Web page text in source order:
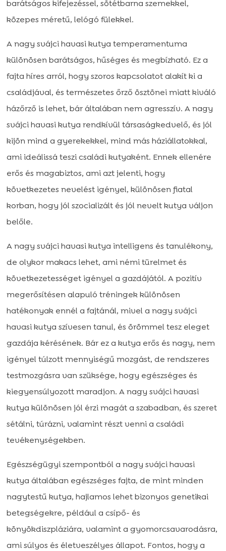
barátságos kifejezéssel, sötétbarna szemekkel,
közepes méretű, lelógó fülekkel.
A nagy svájci havasi kutya temperamentuma
különösen barátságos, hűséges és megbízható. Ez a
fajta híres arról, hogy szoros kapcsolatot alakít ki a
családjával, és természetes őrző ösztönei miatt kiváló
házőrző is lehet, bár általában nem agresszív. A nagy
svájci havasi kutya rendkívül társaságkedvelő, és jól
kijön mind a gyerekekkel, mind más háziállatokkal,
ami ideálissá teszi családi kutyaként. Ennek ellenére
erős és magabiztos, ami azt jelenti, hogy
következetes nevelést igényel, különösen fiatal
korban, hogy jól szocializált és jól nevelt kutya váljon
belőle.
A nagy svájci havasi kutya intelligens és tanulékony,
de olykor makacs lehet, ami némi türelmet és
következetességet igényel a gazdájától. A pozitív
megerősítésen alapuló tréningek különösen
hatékonyak ennél a fajtánál, mivel a nagy svájci
havasi kutya szívesen tanul, és örömmel tesz eleget
gazdája kérésének. Bár ez a kutya erős és nagy, nem
igényel túlzott mennyiségű mozgást, de rendszeres
testmozgásra van szüksége, hogy egészséges és
kiegyensúlyozott maradjon. A nagy svájci havasi
kutya különösen jól érzi magát a szabadban, és szeret
sétálni, túrázni, valamint részt venni a családi
tevékenységekben.
Egészségügyi szempontból a nagy svájci havasi
kutya általában egészséges fajta, de mint minden
nagytestű kutya, hajlamos lehet bizonyos genetikai
betegségekre, például a csípő- és
könyökdiszpláziára, valamint a gyomorcsavarodásra,
ami súlyos és életveszélyes állapot. Fontos, hogy a